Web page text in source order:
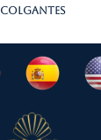
colgantes